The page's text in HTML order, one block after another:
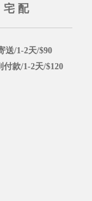
宅 配
送/1-2天/$90
付款/1-2天/$120